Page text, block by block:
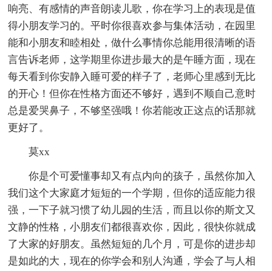
响亮、有感情的声音朗读儿歌，你在学习上的表现是值
得小朋友学习的。平时你很喜欢参与集体活动，在园里
能和小朋友和睦相处，做什么事情你总能用很清晰的语
言告诉老师，这学期里你进步最大的是午睡方面，现在
每天看到你安静入睡可爱的样子了，老师心里感到无比
的开心！但你在性格方面还不够好，遇到不顺自己意时
总是爱哭鼻子，不够坚强哦！你若能改正这点的话那就
更好了。
莫xx
你是个可爱懂事却又有点内向的孩子，虽然你加入
我们这个大家庭才短短的一个学期，但你的适应能力很
强，一下子就习惯了幼儿园的生活，而且以你的斯文又
文静的性格，小朋友们都很喜欢你，因此，很快你就成
了大家的好朋友。虽然短短的几个月，可是你的进步却
是如此的大，现在的你学会和别人沟通，学会了与人相